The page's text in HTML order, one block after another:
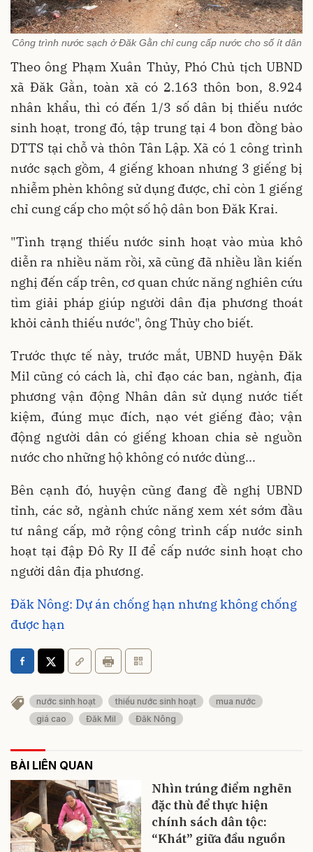
Công trình nước sạch ở Đăk Gằn chỉ cung cấp nước cho số ít dân
Theo ông Phạm Xuân Thủy, Phó Chủ tịch UBND
xã Đăk Gằn, toàn xã có 2.163 thôn bon, 8.924
nhân khẩu, thì có đến 1/3 số dân bị thiếu nước
sinh hoạt, trong đó, tập trung tại 4 bon đồng bào
DTTS tại chỗ và thôn Tân Lập. Xã có 1 công trình
nước sạch gồm, 4 giếng khoan nhưng 3 giếng bị
nhiễm phèn không sử dụng được, chỉ còn 1 giếng
chỉ cung cấp cho một số hộ dân bon Đăk Krai.
"Tình trạng thiếu nước sinh hoạt vào mùa khô
diễn ra nhiều năm rồi, xã cũng đã nhiều lần kiến
nghị đến cấp trên, cơ quan chức năng nghiên cứu
tìm giải pháp giúp người dân địa phương thoát
khỏi cảnh thiếu nước", ông Thủy cho biết.
Trước thực tế này, trước mắt, UBND huyện Đăk
Mil cũng có cách là, chỉ đạo các ban, ngành, địa
phương vận động Nhân dân sử dụng nước tiết
kiệm, đúng mục đích, nạo vét giếng đào; vận
động người dân có giếng khoan chia sẻ nguồn
nước cho những hộ không có nước dùng...
Bên cạnh đó, huyện cũng đang đề nghị UBND
tỉnh, các sở, ngành chức năng xem xét sớm đầu
tư nâng cấp, mở rộng công trình cấp nước sinh
hoạt tại đập Đô Ry II để cấp nước sinh hoạt cho
người dân địa phương.
Đăk Nông: Dự án chống hạn nhưng không chống
được hạn
nước sinh hoạt thiếu nước sinh hoạt
mua nước
giá cao
Đăk Mil Đăk Nông
BÀI LIÊN QUAN
Nhìn trúng điểm nghẽn
đặc thù để thực hiện
chính sách dân tộc:
“Khát” giữa đầu nguồn